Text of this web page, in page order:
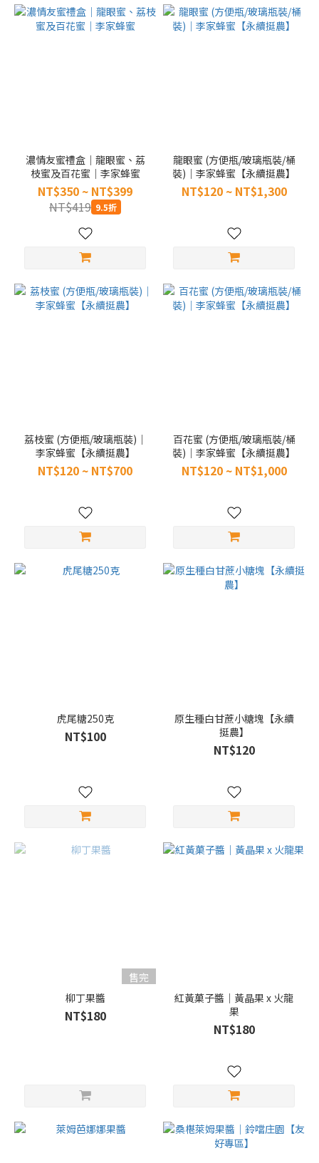
濃情友蜜禮盒｜龍眼蜜、荔
枝蜜及百花蜜｜李家蜂蜜
NT$350 ~ NT$399
NT$419 9.5折
龍眼蜜 (方便瓶/玻璃瓶裝/桶
裝)｜李家蜂蜜【永續挺農】
NT$120 ~ NT$1,300
荔枝蜜 (方便瓶/玻璃瓶裝)｜
李家蜂蜜【永續挺農】
NT$120 ~ NT$700
百花蜜 (方便瓶/玻璃瓶裝/桶
裝)｜李家蜂蜜【永續挺農】
NT$120 ~ NT$1,000
虎尾糖250克
NT$100
原生種白甘蔗小糖塊【永續
挺農】
NT$120
售完
柳丁果醬
NT$180
紅黃菓子醬｜黃晶果 x 火龍
果
NT$180